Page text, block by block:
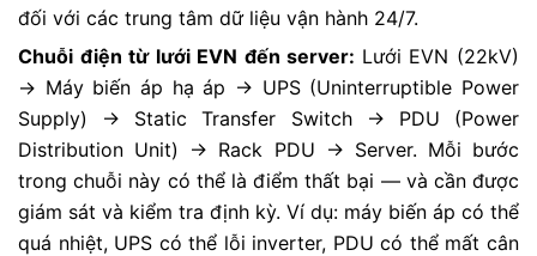
đối với các trung tâm dữ liệu vận hành 24/7.
Chuỗi điện từ lưới EVN đến server: Lưới EVN (22kV)
→ Máy biến áp hạ áp → UPS (Uninterruptible Power
Supply) → Static Transfer Switch → PDU (Power
Distribution Unit) → Rack PDU → Server. Mỗi bước
trong chuỗi này có thể là điểm thất bại — và cần được
giám sát và kiểm tra định kỳ. Ví dụ: máy biến áp có thể
quá nhiệt, UPS có thể lỗi inverter, PDU có thể mất cân